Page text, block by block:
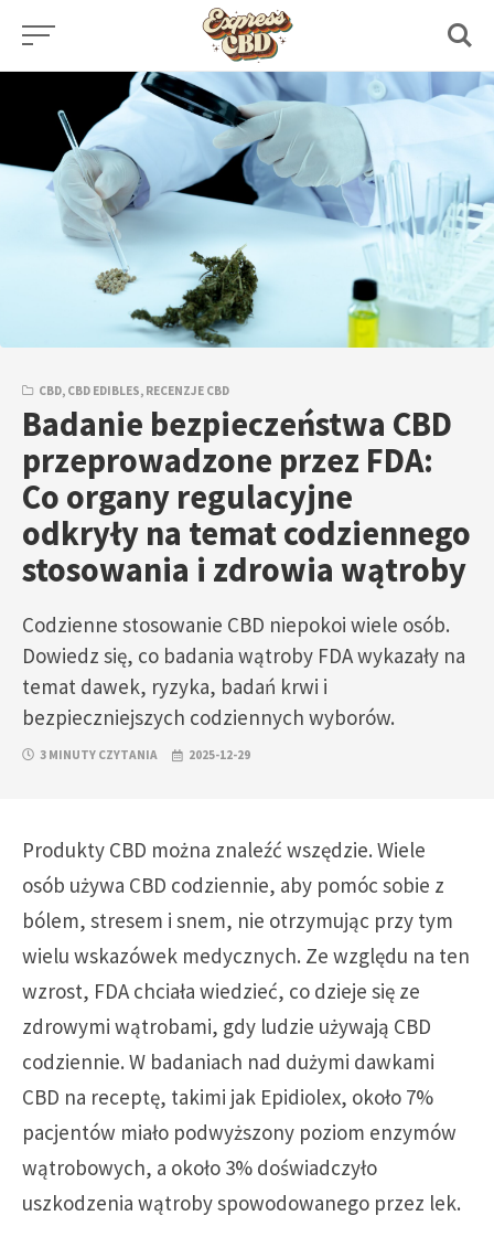
Skip
CBD, CBD EDIBLES, RECENZJE CBD
Badanie bezpieczeństwa CBD
przeprowadzone przez FDA:
Co organy regulacyjne
odkryły na temat codziennego
stosowania i zdrowia wątroby
Codzienne stosowanie CBD niepokoi wiele osób.
Dowiedz się, co badania wątroby FDA wykazały na
temat dawek, ryzyka, badań krwi i
bezpieczniejszych codziennych wyborów.
3 MINUTY CZYTANIA 2025-12-29
Produkty CBD można znaleźć wszędzie. Wiele
osób używa CBD codziennie, aby pomóc sobie z
bólem, stresem i snem, nie otrzymując przy tym
wielu wskazówek medycznych. Ze względu na ten
wzrost, FDA chciała wiedzieć, co dzieje się ze
zdrowymi wątrobami, gdy ludzie używają CBD
codziennie. W badaniach nad dużymi dawkami
CBD na receptę, takimi jak Epidiolex, około 7%
pacjentów miało podwyższony poziom enzymów
wątrobowych, a około 3% doświadczyło
uszkodzenia wątroby spowodowanego przez lek.